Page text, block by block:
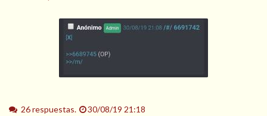
26 respuestas.
30/08/19 21:18